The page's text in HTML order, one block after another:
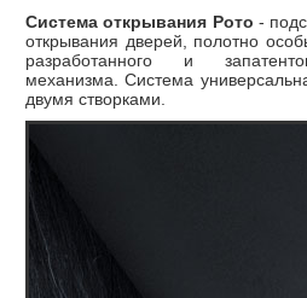
Система открывания Poтo -
открывания дверей, полотно
разработанного и
механизма. Система
двумя створками.